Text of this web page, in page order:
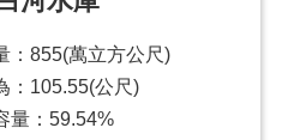
：855(萬立方公尺)
：105.55(公尺)
量：59.54%